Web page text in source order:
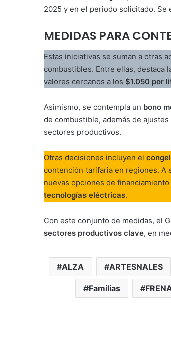
2025 y en el periodo solicitado. Se
MEDIDAS PARA
Estas iniciativas se suman a otras
combustibles. Entre ellas, destaca
valores cercanos a los $1.050 por
Asimismo, se contempla un bono
de combustible, además de
sectores productivos.
Otras decisiones incluyen el
contención tarifaria en regiones. A
nuevas opciones de
tecnologías eléctricas.
Con este conjunto de medidas, el
sectores productivos clave, en
ALZA ARTESNALES
Familias